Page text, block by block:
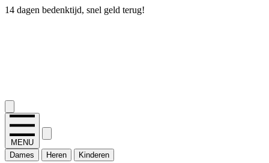
14 dagen bedenktijd, snel geld terug!
MENU
Dames
Heren Kinderen